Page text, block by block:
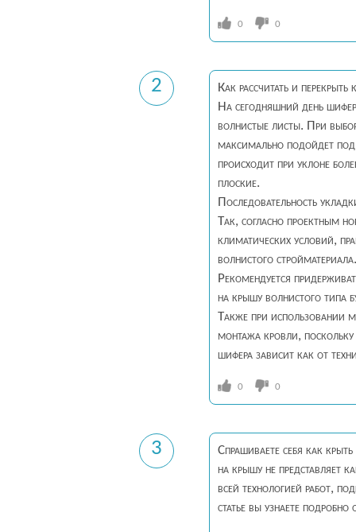
0 0
2
Как рассчитать и
На сегодняшний день
волнистые листы. При
максимально подойдет
происходит при уклоне
плоские.
Последовательность
Так, согласно проектным
климатических условий,
волнистого стройматериала.
Рекомендуется
на крышу волнистого типа
Также при использовании
монтажа кровли, поскольку
шифера зависит как от
0 0
3
Спрашиваете себя как
на крышу не представляет
всей технологией работ,
статье вы узнаете